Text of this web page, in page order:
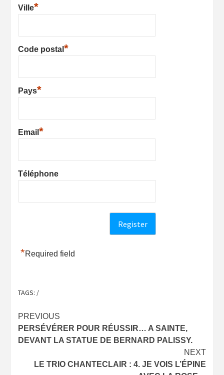
Ville*
Code postal *
Pays*
Email *
Téléphone
*Required field
TAGS: /
Post
navigation
PREVIOUS
PERSÉVÉRER POUR RÉUSSIR… A SAINTE,
DEVANT LA STATUE DE BERNARD PALISSY.
NEXT
LE TRIO CHANTECLAIR : 4. JE VOIS L’ÉPINE